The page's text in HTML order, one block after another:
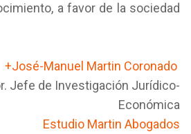
a favor de la sociedad
+José-Manuel Martin Coronado
Jefe de Investigación Jurídico-
Económica
Estudio Martin Abogados